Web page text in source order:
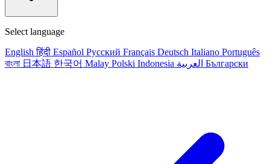
Select language
English हिंदी Español Русский Français Deutsch Italiano Português
বাংলা 日本語 한국어 Malay Polski Indonesia العربية Български